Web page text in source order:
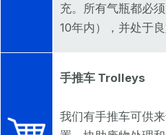
充。所有气瓶都必
10年内），并处于
手推车 Trolleys
我们有手推车可供